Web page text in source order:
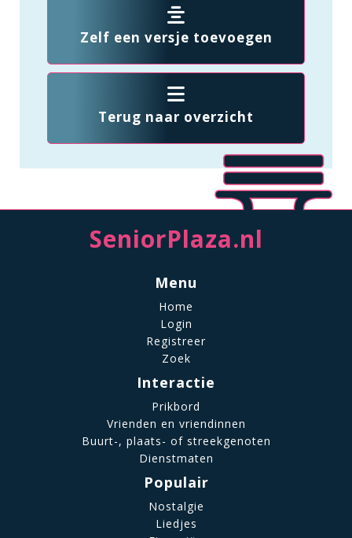
Zelf een versje toevoegen
Terug naar overzicht
SeniorPlaza.nl
Menu
Home
Login
Registreer
Zoek
Interactie
Prikbord
Vrienden en vriendinnen
Buurt-, plaats- of streekgenoten
Dienstmaten
Populair
Nostalgie
Liedjes